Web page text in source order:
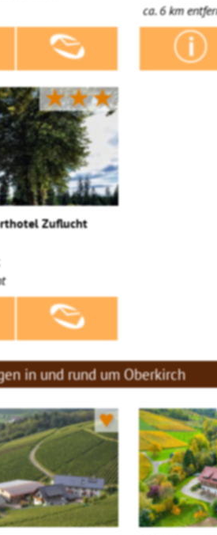
ca. 6 km
★★★
Zuflucht
in und rund um Oberkirch
♥